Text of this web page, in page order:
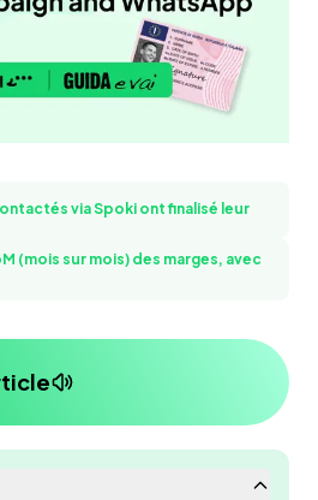
via Spoki ont finalisé leur
via Spoki ont finalisé leur
(mois sur mois) des marges, avec